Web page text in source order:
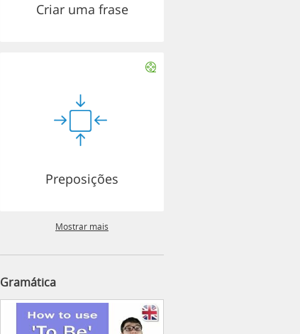
Criar uma frase
Preposições
Mostrar mais
Gramática